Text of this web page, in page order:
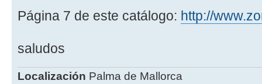
Página 7 de este catálogo: http://
saludos
Localización Palma de Mallorca